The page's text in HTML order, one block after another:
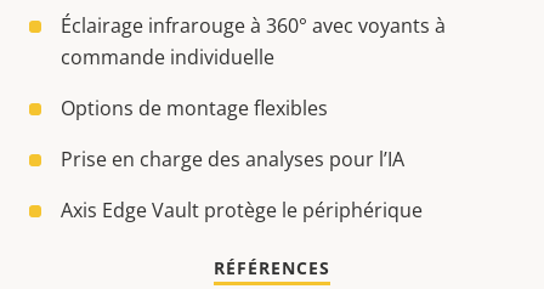
Éclairage infrarouge à 360° avec voyants à
commande individuelle
Options de montage flexibles
Prise en charge des analyses pour l’IA
Axis Edge Vault protège le périphérique
RÉFÉRENCES